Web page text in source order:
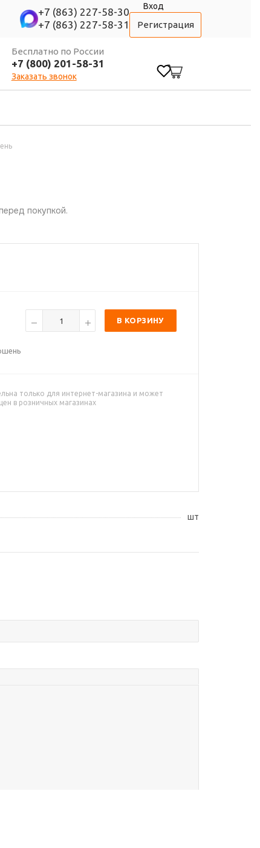
+7 (863) 227-58-30
+7 (863) 227-58-31
Вход
Регистрация
Бесплатно по России
+7 (800) 201-58-31
Заказать звонок
покупкой.
В КОРЗИНУ
только для интернет-магазина и может
в розничных магазинах
шт